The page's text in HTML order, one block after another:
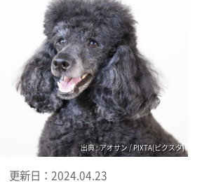
出典 : アオサン / PIXTA(ピクスタ)
更新日： 2024.04.23